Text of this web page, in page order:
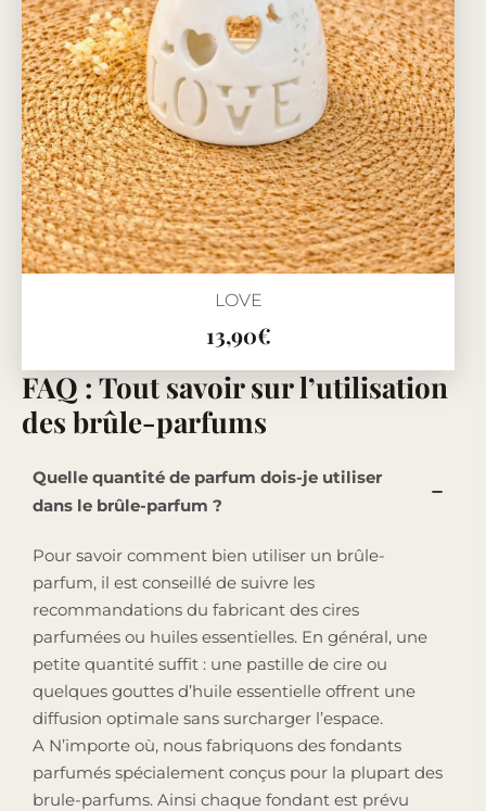
LOVE
13,90€
FAQ : Tout savoir sur l’utilisation
des brûle-parfums
Quelle quantité de parfum dois-je utiliser
dans le brûle-parfum ?
Pour savoir comment bien utiliser un brûle-
parfum, il est conseillé de suivre les
recommandations du fabricant des cires
parfumées ou huiles essentielles. En général, une
petite quantité suffit : une pastille de cire ou
quelques gouttes d’huile essentielle offrent une
diffusion optimale sans surcharger l’espace.
A N’importe où, nous fabriquons des fondants
parfumés spécialement conçus pour la plupart des
brule-parfums. Ainsi chaque fondant est prévu